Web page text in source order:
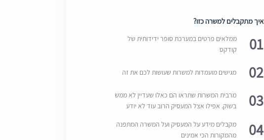
איך מתקבלים למשרה כזו?
01
ממלאים פרטים במערכת סופר ידידותית של
קודקס
02 מגישים מועמדות למשרות שעושות לכם את זה
03
מרבית המשרות שתראו הם כאלו שעדיין לא ממש
בשוק. אפילו אצל המעסיק הרוב עוד לא יודע
04
מקבלים מידע על המעסיק ועל המשרה המתפנה
מהמקורות הכי אמינים